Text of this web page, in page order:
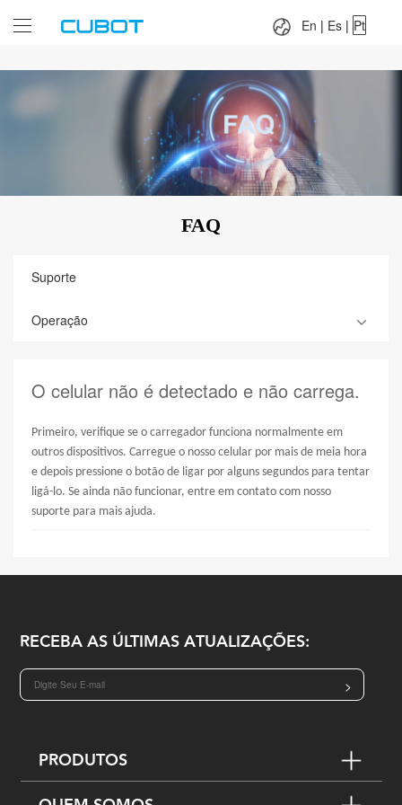
En | Es | Pt
FAQ
Suporte
Operação
O celular não é detectado e não carrega.
Primeiro, verifique se o carregador funciona normalmente em
outros dispositivos. Carregue o nosso celular por mais de meia hora
e depois pressione o botão de ligar por alguns segundos para tentar
ligá-lo. Se ainda não funcionar, entre em contato com nosso
suporte para mais ajuda.
RECEBA AS ÚLTIMAS ATUALIZAÇÕES:
>
PRODUTOS